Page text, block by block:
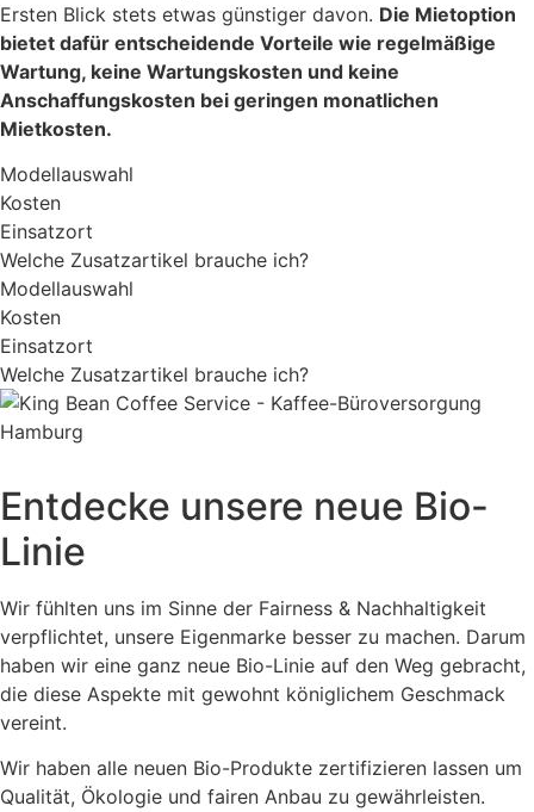
Ersten Blick stets etwas günstiger davon. Die Mietoption
bietet dafür entscheidende Vorteile wie regelmäßige
Wartung, keine Wartungskosten und keine
Anschaffungskosten bei geringen monatlichen
Mietkosten.
Modellauswahl
Kosten
Einsatzort
Welche Zusatzartikel brauche ich?
Modellauswahl
Kosten
Einsatzort
Welche Zusatzartikel brauche ich?
Entdecke unsere neue Bio-
Linie
Wir fühlten uns im Sinne der Fairness & Nachhaltigkeit
verpflichtet, unsere Eigenmarke besser zu machen. Darum
haben wir eine ganz neue Bio-Linie auf den Weg gebracht,
die diese Aspekte mit gewohnt königlichem Geschmack
vereint.
Wir haben alle neuen Bio-Produkte zertifizieren lassen um
Qualität, Ökologie und fairen Anbau zu gewährleisten.